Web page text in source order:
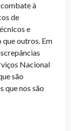
à
de
e
outros. Em
Nacional
são
que nos são